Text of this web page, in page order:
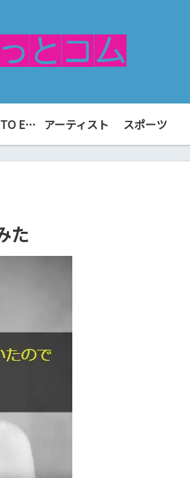
STARTO ENTERTAINMENT（旧ジャニーズ） アーティスト スポーツ
た